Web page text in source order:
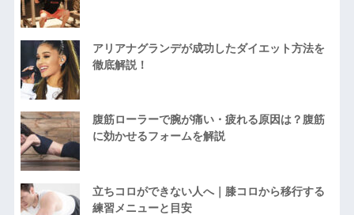
アリアナグランデが成功したダイエット方法を
徹底解説！
腹筋ローラーで腕が痛い・疲れる原因は？腹筋
に効かせるフォームを解説
立ちコロができない人へ｜膝コロから移行する
練習メニューと目安